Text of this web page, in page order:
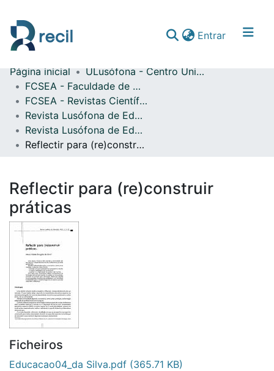
Entrar(current)
Comunidades & Coleções
Percorrer repositório
Estatísticas
Página inicial
ULusófona - Centro Universitário de Lisboa
FCSEA - Faculdade de Ciências Sociais, Educação e Administração
FCSEA - Revistas Científicas
Revista Lusófona de Educação
Revista Lusófona de Educação n.º 04 (2004)
Reflectir para (re)construir práticas
Reflectir para (re)construir
práticas
Ficheiros
Educacao04_da Silva.pdf (365.71 KB)